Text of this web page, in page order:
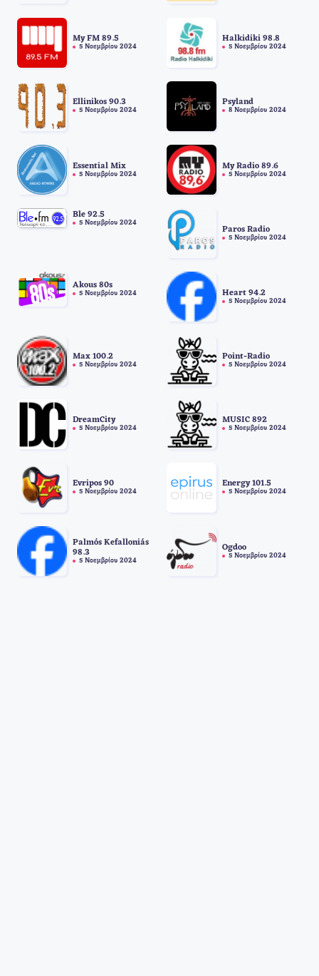
My FM 89.5
5 Νοεμβρίου 2024
Halkidiki 98.8
5 Νοεμβρίου 2024
Ellinikos 90.3
5 Νοεμβρίου 2024
Psyland
8 Νοεμβρίου 2024
Essential Mix
5 Νοεμβρίου 2024
My Radio 89.6
5 Νοεμβρίου 2024
Ble 92.5
5 Νοεμβρίου 2024
Paros Radio
5 Νοεμβρίου 2024
Akous 80s
5 Νοεμβρίου 2024 Heart 94.2
5 Νοεμβρίου 2024
Max 100.2
5 Νοεμβρίου 2024
Point-Radio
5 Νοεμβρίου 2024
DreamCity
5 Νοεμβρίου 2024
MUSIC 892
5 Νοεμβρίου 2024
Evripos 90
5 Νοεμβρίου 2024
Energy 101.5
5 Νοεμβρίου 2024
Palmós Kefalloniás
98.3
5 Νοεμβρίου 2024
Ogdoo
5 Νοεμβρίου 2024